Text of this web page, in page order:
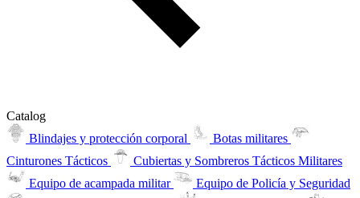
Catalog
Blindajes y protección corporal
Botas militares
Cinturones Tácticos
Cubiertas y Sombreros Tácticos Militares
Equipo de acampada militar
Equipo de Policía y Seguridad